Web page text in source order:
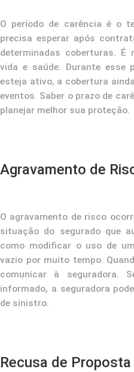
O período de carência é o
precisa esperar após
determinadas coberturas.
vida e saúde. Durante esse
esteja ativo, a cobertura
eventos. Saber o prazo de
planejar melhor sua proteção.
Agravamento de
O agravamento de risco
situação do segurado que
como modificar o uso de
vazio por muito tempo.
comunicar à
informado, a seguradora
de sinistro.
Recusa de Proposta